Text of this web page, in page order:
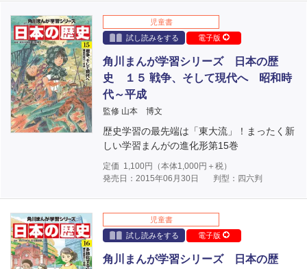
児童書
試し読みをする
電子版
角川まんが学習シリーズ 日本の歴
史 １５ 戦争、そして現代へ 昭和時
代～平成
監修 山本 博文
歴史学習の最先端は「東大流」！まったく新
しい学習まんがの進化形第15巻
定価 1,100円（本体1,000円＋税）
発売日：2015年06月30日
判型：四六判
児童書
試し読みをする
電子版
角川まんが学習シリーズ 日本の歴